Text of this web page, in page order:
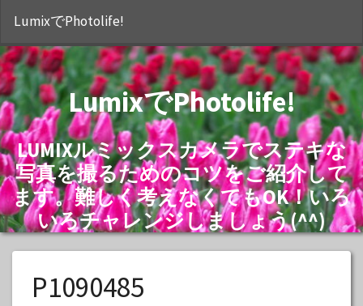
LumixでPhotolife!
LumixでPhotolife!
LUMIXルミックスカメラでステキな
写真を撮るためのコツをご紹介して
ます。難しく考えなくてもOK！いろ
いろチャレンジしましょう(^^)
P1090485